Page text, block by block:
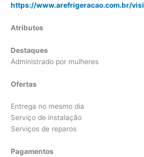
https://www.arefrigeracao.com.br/
Atributos
Destaques
Administrado por mulheres
Ofertas
Entrega no mesmo dia
Serviço de instalação
Serviços de reparos
Pagamentos